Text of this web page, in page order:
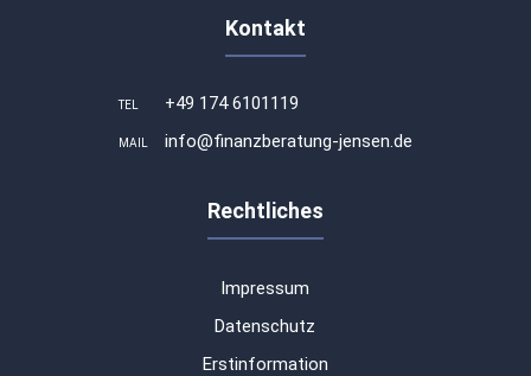
Kontakt
TEL +49 174 6101119
MAIL info@finanzberatung-jensen.de
Rechtliches
Impressum
Datenschutz
Erstinformation